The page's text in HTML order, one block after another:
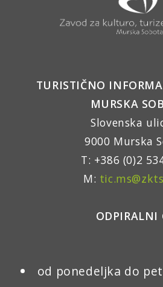
TURISTIČNO
MURSKA
Slovenska
9000 Murska
T: +386 (0)2
M:
ODPIRALNI
od ponedeljka do